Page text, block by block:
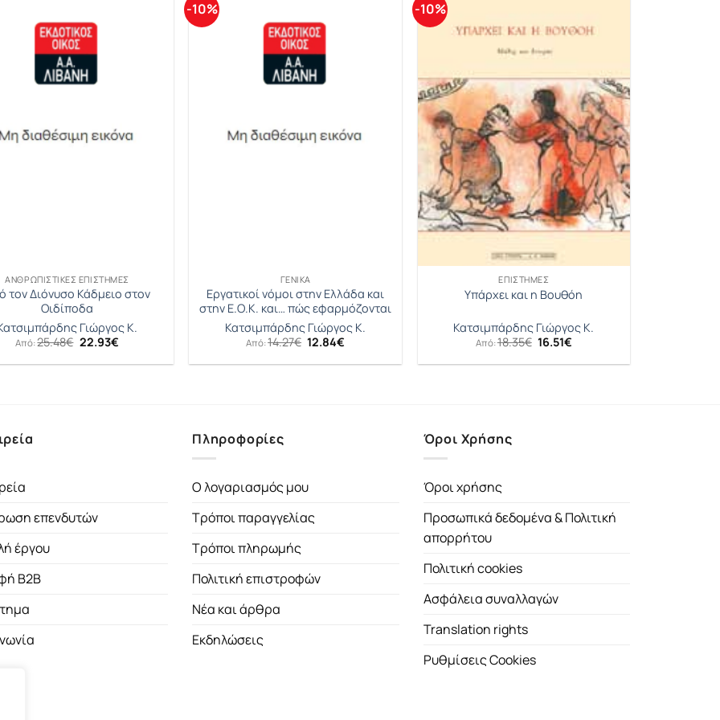
ΑΝΘΡΩΠΙΣΤΙΚΈΣ ΕΠΙΣΤΉΜΕΣ
τον Διόνυσο Κάδμειο στον
Οιδίποδα
Γιώργος Κ.
Από:25.48€ Original
price
was:
22.93€Η
τιμή
-10%
ΓΕΝΙΚΆ
Εργατικοί νόμοι στην Ελλάδα και
στην Ε.Ο.Κ. και… πώς εφαρμόζονται
Κατσιμπάρδης Γιώργος Κ.
Από:14.27€ Original
price
was:
12.84€
τιμή
-10%
ΕΠΙΣΤΉΜΕΣ
Υπάρχει και η Βουθόη
Κατσιμπάρδης Γιώργος Κ.
Από:18.35€ Original
price
was:
16.51€
τιμή
επενδυτών
έργου
B2B
Πληροφορίες
Ο λογαριασμός μου
Τρόποι παραγγελίας
Τρόποι πληρωμής
Πολιτική επιστροφών
Νέα και άρθρα
Εκδηλώσεις
Όροι Χρήσης
Όροι χρήσης
Προσωπικά δεδομένα & Πολιτική
απορρήτου
Πολιτική cookies
Ασφάλεια συναλλαγών
Translation rights
Ρυθμίσεις Cookies